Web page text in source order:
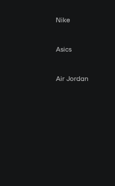
Nike
Asics
Air Jordan